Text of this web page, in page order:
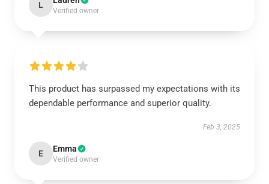
L
Verified owner
This product has surpassed my expectations with its
dependable performance and superior quality.
Feb 3, 2025
E Emma
Verified owner